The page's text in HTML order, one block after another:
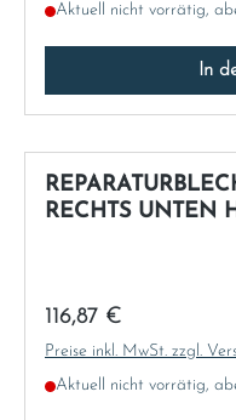
Aktuell nicht vorrätig,
In
RECHTS UNTEN
Regulärer Preis:
116,87 €
Preise inkl. MwSt. zzgl.
Aktuell nicht vorrätig,